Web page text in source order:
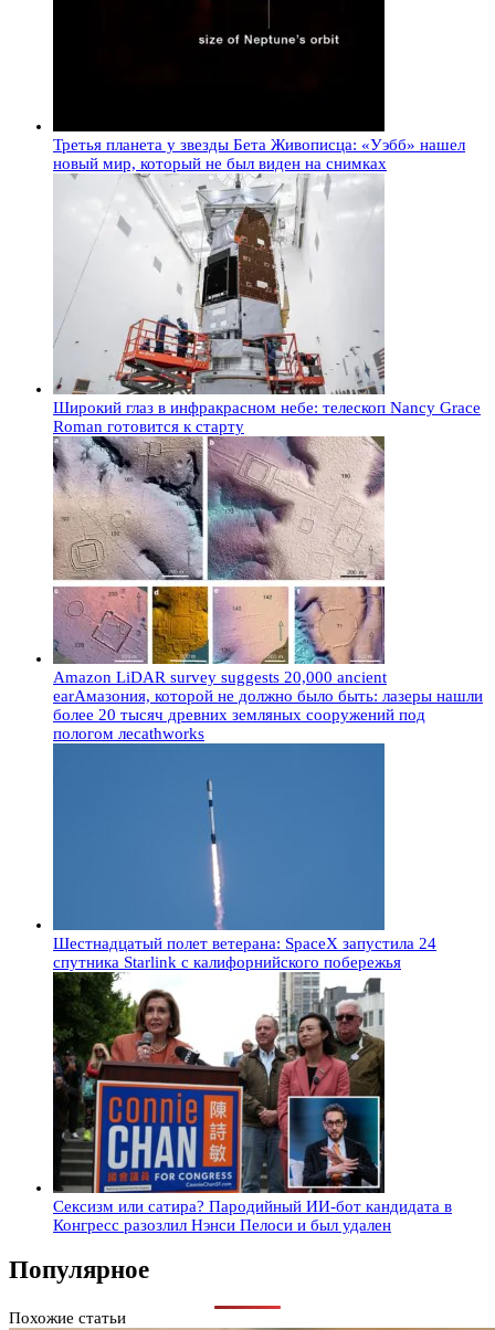
Третья планета у звезды Бета Живописца: «Уэбб» нашел
новый мир, который не был виден на снимках
Широкий глаз в инфракрасном небе: телескоп Nancy Grace
Roman готовится к старту
Amazon LiDAR survey suggests 20,000 ancient
earАмазония, которой не должно было быть: лазеры нашли
более 20 тысяч древних земляных сооружений под
пологом лесаthworks
Шестнадцатый полет ветерана: SpaceX запустила 24
спутника Starlink с калифорнийского побережья
Сексизм или сатира? Пародийный ИИ-бот кандидата в
Конгресс разозлил Нэнси Пелоси и был удален
Популярное
Похожие статьи